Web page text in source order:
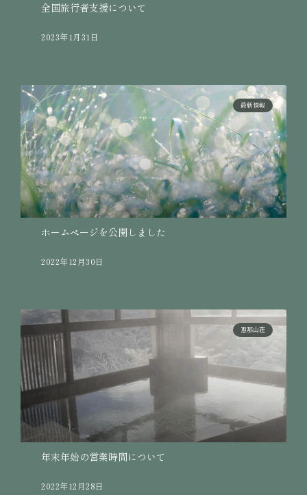
全国旅行者支援について
2023年1月31日
最新情報
ホームページを公開しました
2022年12月30日
恵那山荘
年末年始の営業時間について
2022年12月28日